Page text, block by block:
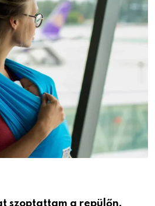
szoptattam a repülőn,